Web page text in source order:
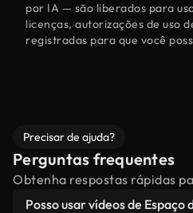
por IA — são liberados para
licenças, autorizações de uso
registradas para que você
Precisar de ajuda?
Perguntas frequentes
Obtenha respostas rápidas
Posso usar vídeos de Espaço